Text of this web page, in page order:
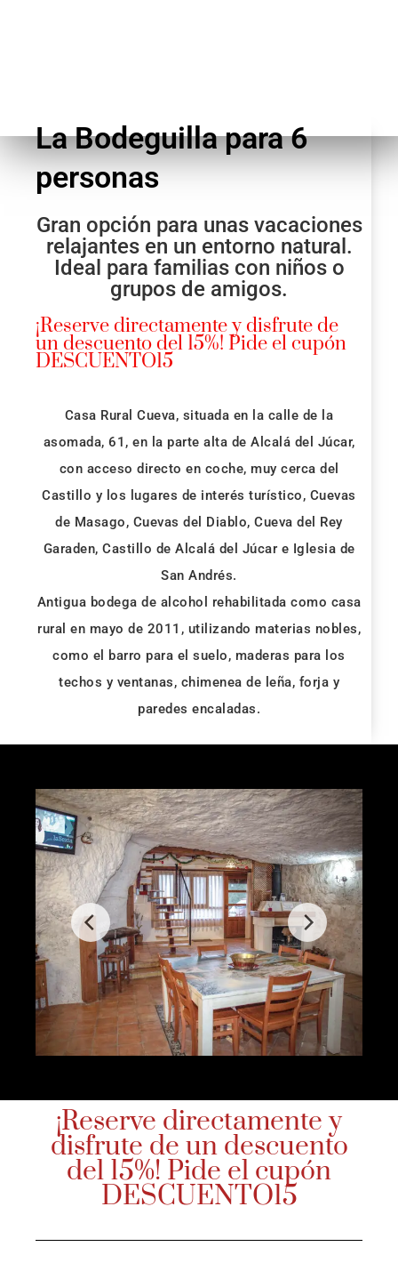
Faq
Alojamientos
La Bodeguilla para 6
personas
Gran opción para unas vacaciones
relajantes en un entorno natural.
Ideal para familias con niños o
grupos de amigos.
¡Reserve directamente y disfrute de
un descuento del 15%! Pide el cupón
DESCUENTO15
Casa Rural Cueva, situada en la calle de la
asomada, 61, en la parte alta de Alcalá del Júcar,
con acceso directo en coche, muy cerca del
Castillo y los lugares de interés turístico, Cuevas
de Masago, Cuevas del Diablo, Cueva del Rey
Garaden, Castillo de Alcalá del Júcar e Iglesia de
San Andrés.
Antigua bodega de alcohol rehabilitada como casa
rural en mayo de 2011, utilizando materias nobles,
como el barro para el suelo, maderas para los
techos y ventanas, chimenea de leña, forja y
paredes encaladas.
¡Reserve directamente y
disfrute de un descuento
del 15%! Pide el cupón
DESCUENTO15